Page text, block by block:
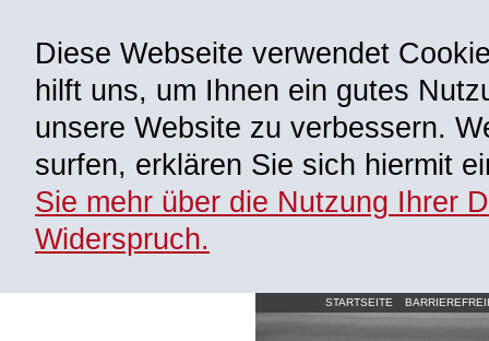
Diese Webseite verwendet
hilft uns, um Ihnen ein gutes
unsere Website zu verbessern.
surfen, erklären Sie sich hiermit
Sie mehr über die Nutzung Ihrer
Widerspruch.
STARTSEITE